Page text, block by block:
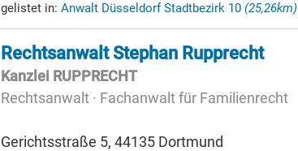
gelistet in: Anwalt Düsseldorf Stadtbezirk 10 (25,26km)
Rechtsanwalt Stephan Rupprecht
Kanzlei RUPPRECHT
Rechtsanwalt · Fachanwalt für Familienrecht
Gerichtsstraße 5, 44135 Dortmund